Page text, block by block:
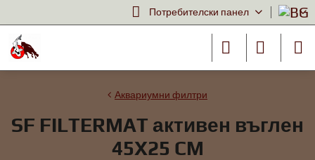
Потребителски панел
Аквариумни филтри
SF FILTERMAT активен въглен
45X25 CM